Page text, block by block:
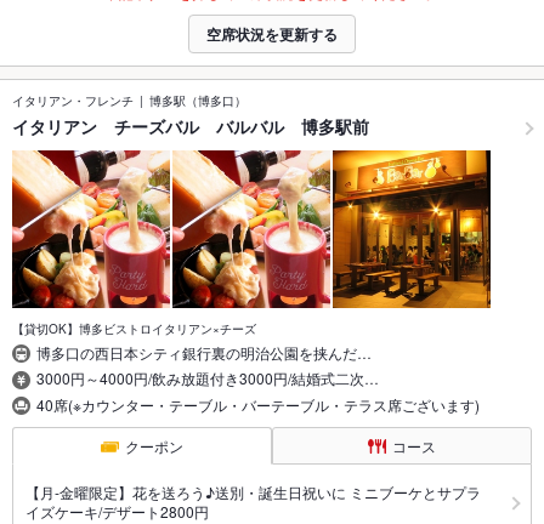
空席状況を更新する
イタリアン・フレンチ 博多駅（博多口）
イタリアン チーズバル バルバル 博多駅前
【貸切OK】博多ビストロイタリアン×チーズ
博多口の西日本シティ銀行裏の明治公園を挟んだ…
3000円～4000円/飲み放題付き3000円/結婚式二次…
40席(※カウンター・テーブル・バーテーブル・テラス席ございます)
クーポン コース
【月-金曜限定】花を送ろう♪送別・誕生日祝いに ミニブーケとサプラ
イズケーキ/デザート2800円